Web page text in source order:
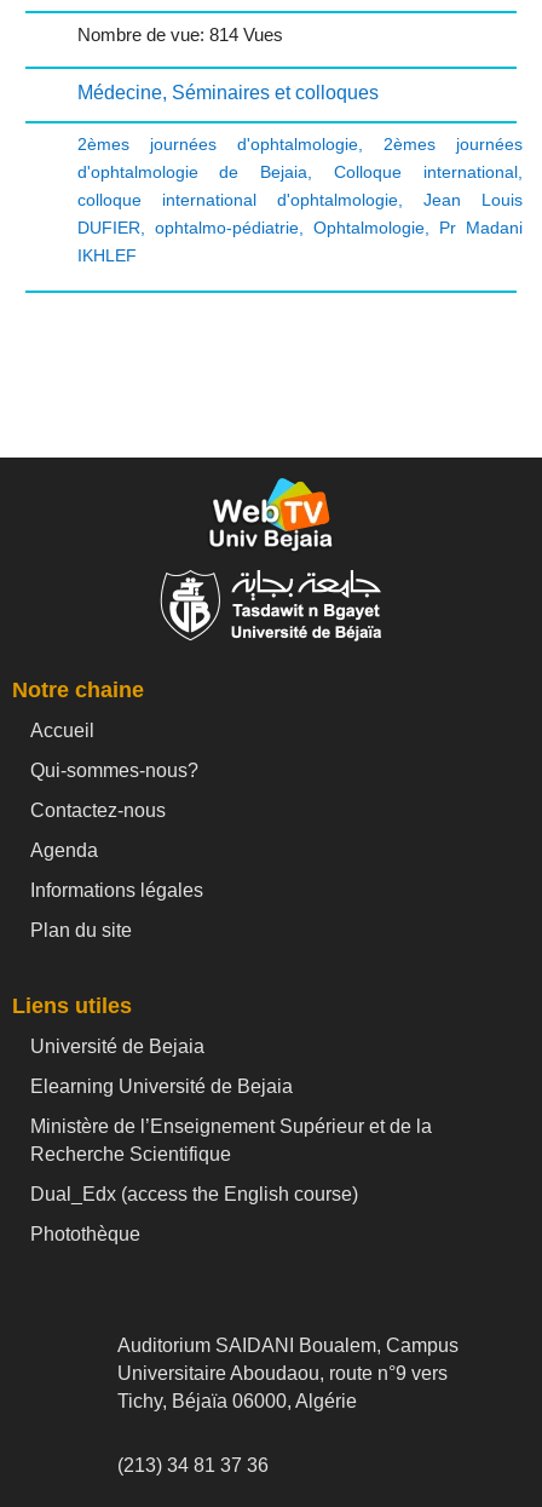
Nombre de vue: 814 Vues
Médecine, Séminaires et colloques
2èmes journées d'ophtalmologie, 2èmes journées
d'ophtalmologie de Bejaia
Colloque international,
colloque international d'ophtalmologie, Jean Louis
DUFIER
ophtalmo-pédiatrie, Ophtalmologie, Pr Madani
IKHLEF
Notre chaine
Accueil
Qui-sommes-nous?
Contactez-nous
Agenda
Informations légales
Plan du site
Liens utiles
Université de Bejaia
Elearning Université de Bejaia
Ministère de l’Enseignement Supérieur et de la
Recherche Scientifique
Dual_Edx (access the English course)
Photothèque
Auditorium SAIDANI Boualem, Campus
Universitaire Aboudaou, route n°9 vers
Tichy, Béjaïa 06000, Algérie
(213) 34 81 37 36